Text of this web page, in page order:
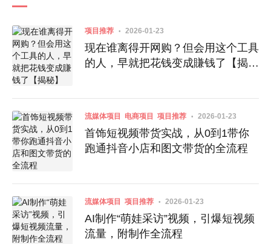
项目推荐 2026-01-23
现在谁离得开网购？但会用这个工具
的人，早就把花钱变成賺钱了【揭
流媒体项目 电商项目 项目推荐 2026-01-23
首饰短视频带货实战，从0到1带你
跑通抖音小店和图文带货的全流程
流媒体项目 项目推荐 2026-01-23
AI制作“萌娃采访”视频，引爆短视频
流量，附制作全流程